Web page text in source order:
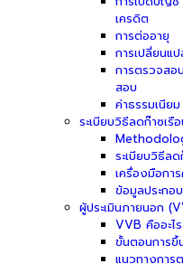
เครดิต
การต่ออายุ
การเปลี่ยนแ
การตรวจสอ
สอบ
ค่าธรรมเนียม
ระเบียบวิธีลดก๊าซเรื
ระเบียบวิธีล
เครื่องมือกา
ข้อมูลประกอ
ผู้ประเมินภายนอก
VVB คืออะไร
ขั้นตอนการขึ้
แนวทางการ